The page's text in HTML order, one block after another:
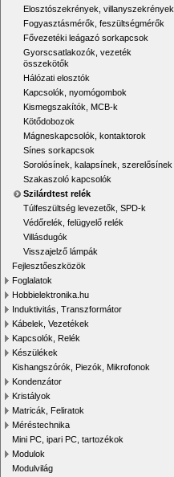
Elosztószekrények, villanyszekrények
Fogyasztásmérők, feszültségmérők
Fővezetéki leágazó sorkapcsok
Gyorscsatlakozók, vezeték
összekötők
Hálózati elosztók
Kapcsolók, nyomógombok
Kismegszakítók, MCB-k
Kötődobozok
Mágneskapcsolók, kontaktorok
Sínes sorkapcsok
Sorolósínek, kalapsínek, szerelősínek
Szakaszoló kapcsolók
Szilárdtest relék
Túlfeszültség levezetők, SPD-k
Védőrelék, felügyelő relék
Villásdugók
Visszajelző lámpák
Fejlesztőeszközök
Foglalatok
Hobbielektronika.hu
Induktivitás, Transzformátor
Kábelek, Vezetékek
Kapcsolók, Relék
Készülékek
Kishangszórók, Piezók, Mikrofonok
Kondenzátor
Kristályok
Matricák, Feliratok
Méréstechnika
Mini PC, ipari PC, tartozékok
Modulok
Modulvilág